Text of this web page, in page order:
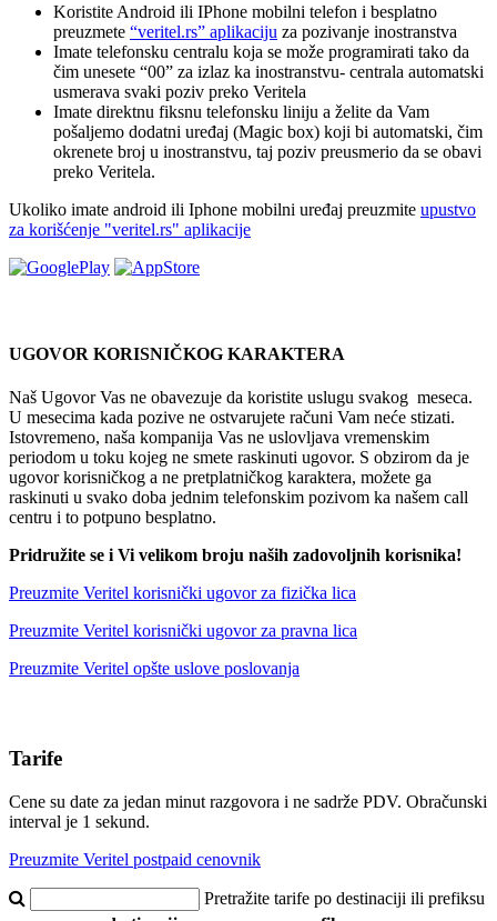
Koristite Android ili IPhone mobilni telefon i besplatno
preuzmete “veritel.rs” aplikaciju za pozivanje inostranstva
Imate telefonsku centralu koja se može programirati tako da
čim unesete “00” za izlaz ka inostranstvu- centrala automatski
usmerava svaki poziv preko Veritela
Imate direktnu fiksnu telefonsku liniju a želite da Vam
pošaljemo dodatni uređaj (Magic box) koji bi automatski, čim
okrenete broj u inostranstvu, taj poziv preusmerio da se obavi
preko Veritela.
Ukoliko imate android ili Iphone mobilni uređaj preuzmite upustvo
za korišćenje "veritel.rs" aplikacije
UGOVOR KORISNIČKOG KARAKTERA
Naš Ugovor Vas ne obavezuje da koristite uslugu svakog meseca.
U mesecima kada pozive ne ostvarujete računi Vam neće stizati.
Istovremeno, naša kompanija Vas ne uslovljava vremenskim
periodom u toku kojeg ne smete raskinuti ugovor. S obzirom da je
ugovor korisničkog a ne pretplatničkog karaktera, možete ga
raskinuti u svako doba jednim telefonskim pozivom ka našem call
centru i to potpuno besplatno.
Pridružite se i Vi velikom broju naših zadovoljnih korisnika!
Preuzmite Veritel korisnički ugovor za fizička lica
Preuzmite Veritel korisnički ugovor za pravna lica
Preuzmite Veritel opšte uslove poslovanja
Tarife
Cene su date za jedan minut razgovora i ne sadrže PDV. Obračunski
interval je 1 sekund.
Preuzmite Veritel postpaid cenovnik
Pretražite tarife po destinaciji ili prefiksu